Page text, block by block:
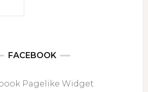
FACEBOOK